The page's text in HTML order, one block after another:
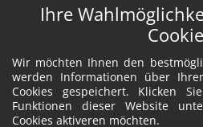
Ihre
Wir möchten Ihnen den
werden Informationen über
Cookies gespeichert. Klicken
Funktionen dieser Website
Cookies aktiveren möchten.